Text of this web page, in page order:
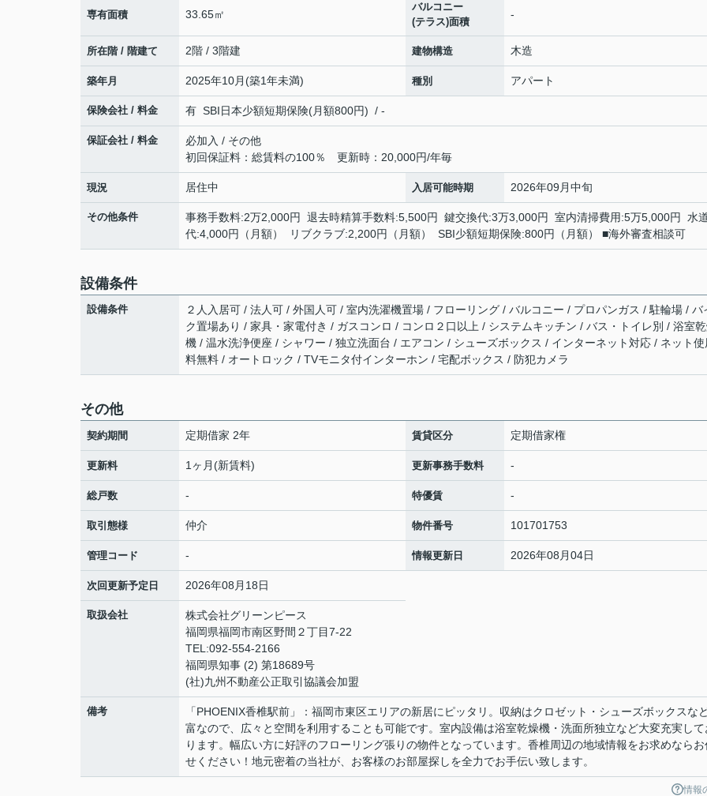
専有面積 33.65㎡
バルコニー
(テラス)面積
-
所在階 / 階建て 2階 / 3階建 建物構造 木造
築年月 2025年10月(築1年未満) 種別 アパート
保険会社 / 料金 有 SBI日本少額短期保険(月額800円) / -
保証会社 / 料金
必加入 / その他
初回保証料：総賃料の100％ 更新時：20,000円/年毎
現況 居住中 入居可能時期 2026年09月中旬
その他条件
事務手数料:2万2,000円 退去時精算手数料:5,500円 鍵交換代:3万3,000円 室内清掃費用:5万5,000円 水
代:4,000円（月額） リブクラブ:2,200円（月額） SBI少額短期保険:800円（月額） ■海外審査相談可
設備条件
設備条件
２人入居可 / 法人可 / 外国人可 / 室内洗濯機置場 / フローリング / バルコニー / プロパンガス / 駐輪場 / バ
ク置場あり / 家具・家電付き / ガスコンロ / コンロ２口以上 / システムキッチン / バス・トイレ別 / 浴室
機 / 温水洗浄便座 / シャワー / 独立洗面台 / エアコン / シューズボックス / インターネット対応 / ネット使
料無料 / オートロック / TVモニタ付インターホン / 宅配ボックス / 防犯カメラ
その他
契約期間 定期借家 2年 賃貸区分 定期借家権
更新料 1ヶ月(新賃料) 更新事務手数料 -
総戸数 - 特優賃 -
取引態様 仲介 物件番号 101701753
管理コード - 情報更新日 2026年08月04日
次回更新予定日 2026年08月18日
取扱会社
株式会社グリーンピース
福岡県福岡市南区野間２丁目7-22
TEL:092-554-2166
福岡県知事 (2) 第18689号
(社)九州不動産公正取引協議会加盟
備考
「PHOENIX香椎駅前」：福岡市東区エリアの新居にピッタリ。収納はクロゼット・シューズボックスな
富なので、広々と空間を利用することも可能です。室内設備は浴室乾燥機・洗面所独立など大変充実して
ります。幅広い方に好評のフローリング張りの物件となっています。香椎周辺の地域情報をお求めならお
せください！地元密着の当社が、お客様のお部屋探しを全力でお手伝い致します。
情報